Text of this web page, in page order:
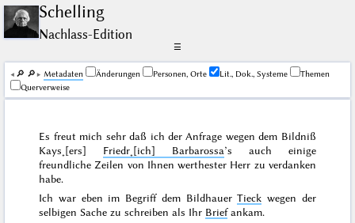
Schelling
Nachlass-Edition
☰
🔎︎ 🔎︎ Me­ta­da­ten Änderungen Personen, Orte Lit., Dok., Systeme
Themen
Querverweise
Es freut mich sehr daß ich der Anfrage wegen dem Bildniß
Kays˖[ers] Friedr˖[ich] Barbarossa’s auch einige
freundliche Zeilen von Ihnen werthester Herr zu verdanken
habe.
Ich war eben im Begriff dem BildhauerTieck wegen der
selbigen Sache zu schreiben als Ihr Briefankam.